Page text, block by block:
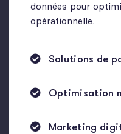
données pour
opérationnelle.
Solutions de
Optimisation
Marketing